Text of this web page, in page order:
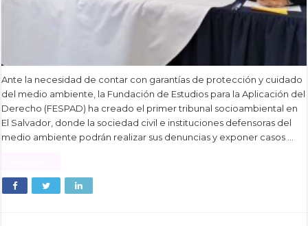
Ante la necesidad de contar con garantías de protección y cuidado
del medio ambiente, la Fundación de Estudios para la Aplicación del
Derecho (FESPAD) ha creado el primer tribunal socioambiental en
El Salvador, donde la sociedad civil e instituciones defensoras del
medio ambiente podrán realizar sus denuncias y exponer casos …